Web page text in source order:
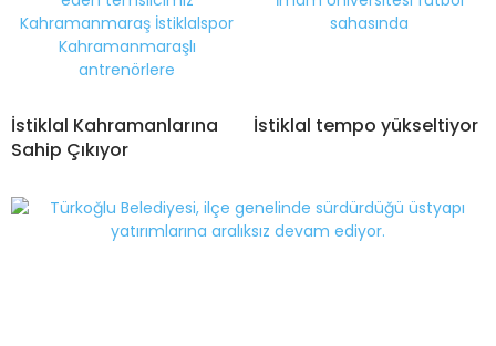
İstiklal Kahramanlarına
Sahip Çıkıyor
İstiklal tempo yükseltiyor